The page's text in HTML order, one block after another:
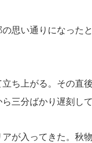
思い通りになった
ち上がる。その直
三分ばかり遅刻して
が入ってきた。秋